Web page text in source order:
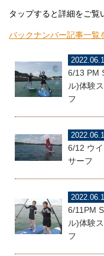
タップすると詳細をご覧
バックナンバー記事一覧
6/13 PM
ル)体験
フ
6/12 ウ
サーフ
6/11PM
ル)体験
フ